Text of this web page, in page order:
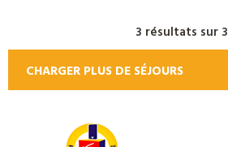
3 résultats sur 3
CHARGER PLUS DE SÉJOURS